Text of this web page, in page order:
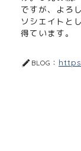
ですが、よろ
ソシエイトと
得ています。
BLOG：